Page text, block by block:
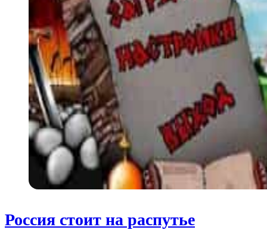
Россия стоит на распутье